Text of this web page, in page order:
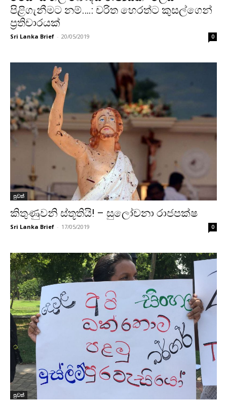
පිළිගැනීමට නම්….: චරිත හෙරත්ට කුසල්ගෙන්
ප්‍රතිචාරයක්
Sri Lanka Brief - 20/05/2019 0
පුවත්
කිතුණුවනි ස්තූතියි! – සුලෝචනා රාජපක්ෂ
Sri Lanka Brief - 17/05/2019 0
පුවත්